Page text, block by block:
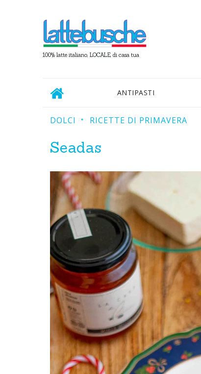
100% latte italiano, LOCALE, di casa tua
ANTIPASTI
DOLCI RICETTE DI PRIMAVERA
Seadas